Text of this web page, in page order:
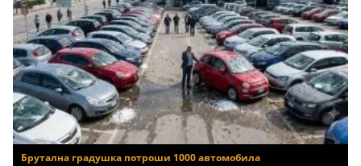
Брутална градушка потроши 1000 автомобила